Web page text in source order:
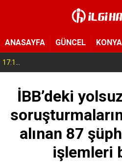
ANASAYFA GÜNCEL KONYA
17:14
İBB’deki
alınan 87
işlemleri